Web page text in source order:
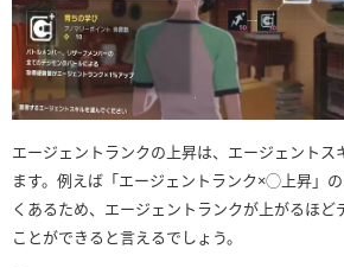
エージェントランクの上昇は、エージェントス
ます。例えば「エージェントランク×◯上昇」
くあるため、エージェントランクが上がるほど
ことができると言えるでしょう。